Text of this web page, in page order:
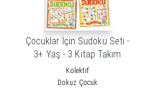
Çocuklar İçin Sudoku Seti -
3+ Yaş - 3 Kitap Takım
Kolektif
Dokuz Çocuk